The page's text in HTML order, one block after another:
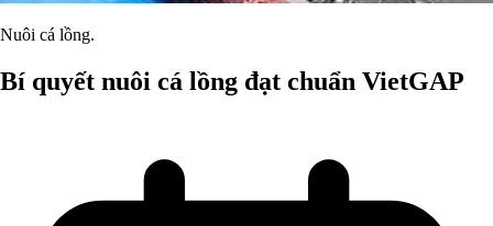
Nuôi cá lồng.
Bí quyết nuôi cá lồng đạt chuẩn VietGAP